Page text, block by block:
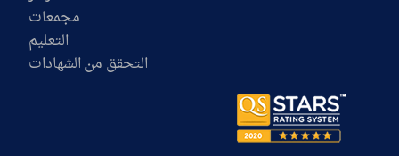
مجمعات
التعليم
التحقق من الشهادات